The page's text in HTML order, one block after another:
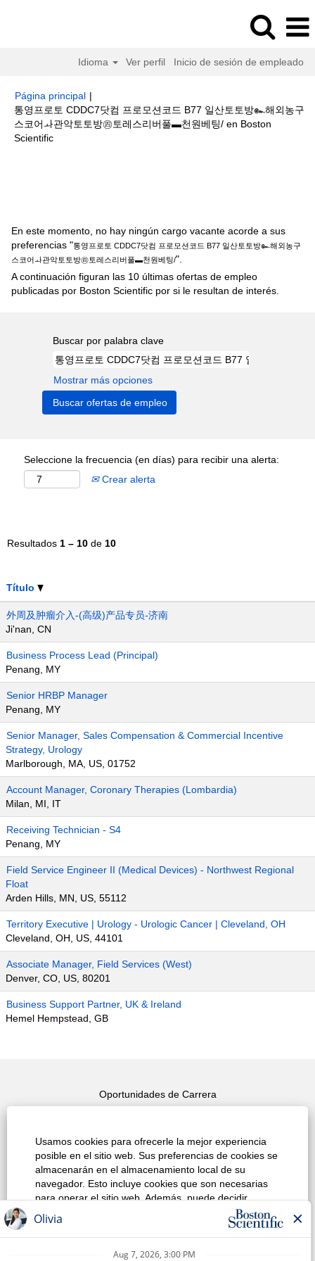
Usamos cookies para ofrecerle la mejor experiencia
posible en el sitio web. Sus preferencias de cookies se
almacenarán en el almacenamiento local de su
navegador. Esto incluye cookies que son necesarias
para operar el sitio web. Además, puede decidir
libremente si acepta o rechaza las cookies para
mejorar el rendimiento del sitio web, así como las
cookies que se utilizan para ver contenido adaptado a
sus intereses, y puede cambiar su decisión en
Idioma Ver perfil Inicio de sesión de empleado
Página principal |
통영프로토 CDDC7닷컴 프로모션코드 B77 일산토토방๛해외농구
스코어ㅘ관악토토방㊃토레스리버풀▬천원베팅/ en Boston
Scientific(página
En este momento, no hay ningún cargo vacante acorde a sus
preferencias "통영프로토 CDDC7닷컴 프로모션코드 B77 일산토토방๛해외농구
스코어ㅘ관악토토방㊃토레스리버풀▬천원베팅/".
A continuación figuran las 10 últimas ofertas de empleo
publicadas por Boston Scientific por si le resultan de interés.
Buscar por palabra clave
Mostrar más opciones
Seleccione la frecuencia (en días) para recibir una alerta:
Crear alerta
Resultados 1 – 10 de 10
Título
外周及肿瘤介入-(高级)产品专员-济南
Ji'nan, CN
Business Process Lead (Principal)
Penang, MY
Senior HRBP Manager
Penang, MY
Senior Manager, Sales Compensation & Commercial Incentive
Strategy, Urology
Marlborough, MA, US, 01752
Account Manager, Coronary Therapies (Lombardia)
Milan, MI, IT
Receiving Technician - S4
Penang, MY
Field Service Engineer II (Medical Devices) - Northwest Regional
Float
Arden Hills, MN, US, 55112
Territory Executive | Urology - Urologic Cancer | Cleveland, OH
Cleveland, OH, US, 44101
Associate Manager, Field Services (West)
Denver, CO, US, 80201
Business Support Partner, UK & Ireland
Hemel Hempstead, GB
Oportunidades de Carrera
Ver Todos los Puestos
Politica de Privacidad
Aviso de Derechos de Autor